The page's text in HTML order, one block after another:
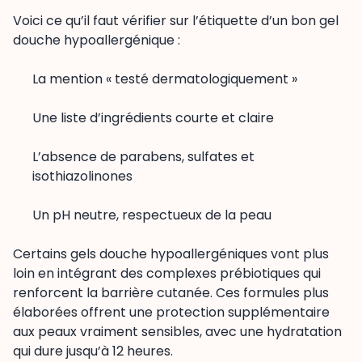
Voici ce qu’il faut vérifier sur l’étiquette d’un bon gel
douche hypoallergénique :
La mention « testé dermatologiquement »
Une liste d’ingrédients courte et claire
L’absence de parabens, sulfates et
isothiazolinones
Un pH neutre, respectueux de la peau
Certains gels douche hypoallergéniques vont plus
loin en intégrant des complexes prébiotiques qui
renforcent la barrière cutanée. Ces formules plus
élaborées offrent une protection supplémentaire
aux peaux vraiment sensibles, avec une hydratation
qui dure jusqu’à 12 heures.